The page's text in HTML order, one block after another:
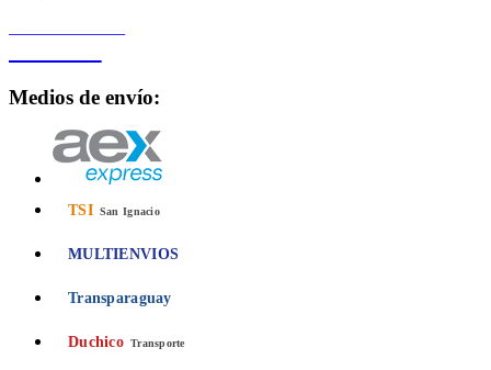
Medios de envío:
TSI San Ignacio
MULTIENVIOS
Transparaguay
Duchico Transporte